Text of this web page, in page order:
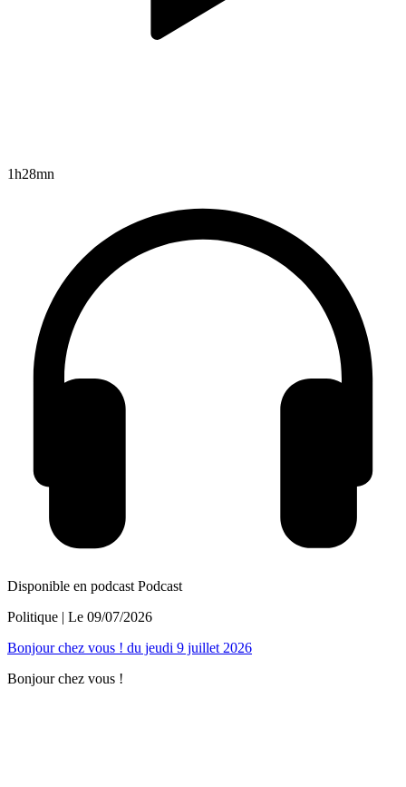
1h28mn
Disponible en podcast Podcast
Politique | Le 09/07/2026
Bonjour chez vous ! du jeudi 9 juillet 2026
Bonjour chez vous !